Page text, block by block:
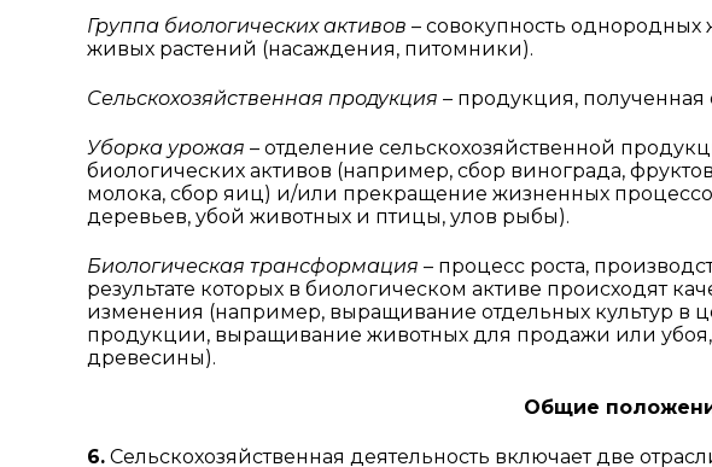
Группа биологических активов – совокупность однородных
живых растений (насаждения, питомники).
Сельскохозяйственная продукция – продукция, полученная
Уборка урожая – отделение сельскохозяйственной
биологических активов (например, сбор винограда,
молока, сбор яиц) и/или прекращение жизненных
деревьев, убой животных и птицы, улов рыбы).
Биологическая трансформация – процесс роста,
результате которых в биологическом активе происходят
изменения (например, выращивание отдельных культур в
продукции, выращивание животных для продажи или
древесины).
Общие
6. Сельскохозяйственная деятельность включает две